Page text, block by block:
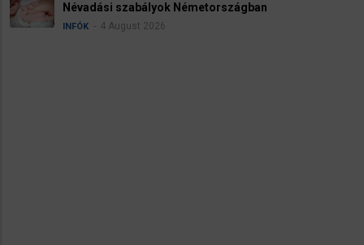
Névadási szabályok Németországban
INFÓK 4 August 2026